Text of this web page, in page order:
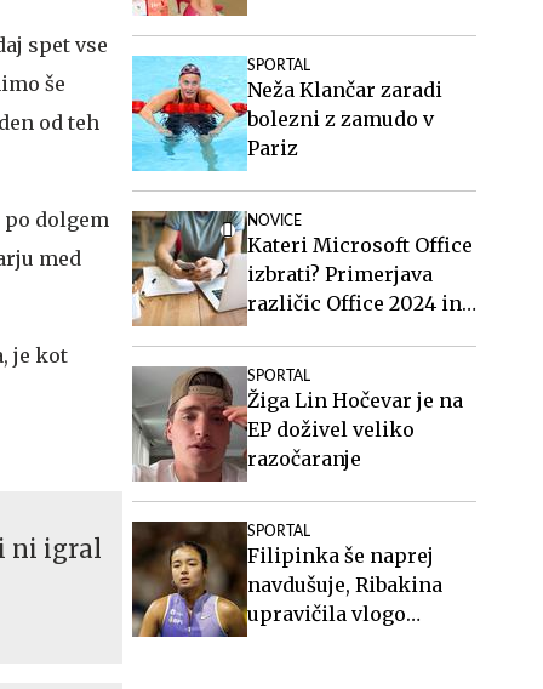
spet vse
še
od teh
dolgem
med
je kot
ni igral
SPORTAL
Neža Klančar zaradi
bolezni z zamudo v
Pariz
NOVICE
Kateri Microsoft Office
izbrati? Primerjava
različic Office 2024 in
SPORTAL
Žiga Lin Hočevar je na
EP doživel veliko
razočaranje
SPORTAL
Filipinka še naprej
navdušuje, Ribakina
upravičila vlogo